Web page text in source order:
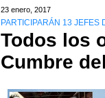
23 enero, 2017
PARTICIPARÁN 13 JEFES
Todos los
Cumbre